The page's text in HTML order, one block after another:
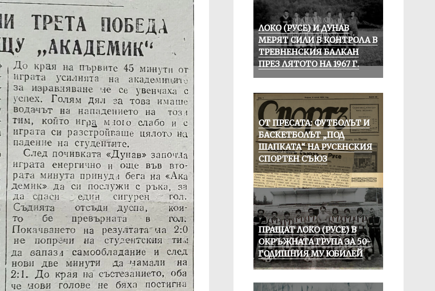
ЛОКО (РУСЕ) И ДУНАВ
МЕРЯТ СИЛИ В КОНТРОЛА В
ТРЕВНЕНСКИЯ БАЛКАН
ПРЕЗ ЛЯТОТО НА 1967 Г.
ОТ ПРЕСАТА: ФУТБОЛЪТ И
БАСКЕТБОЛЪТ „ПОД
ШАПКАТА“ НА РУСЕНСКИЯ
СПОРТЕН СЪЮЗ
ПРАЩАТ ЛОКО (РУСЕ) В
ОКРЪЖНАТА ГРУПА ЗА 50-
ГОДИШНИЯ МУ ЮБИЛЕЙ